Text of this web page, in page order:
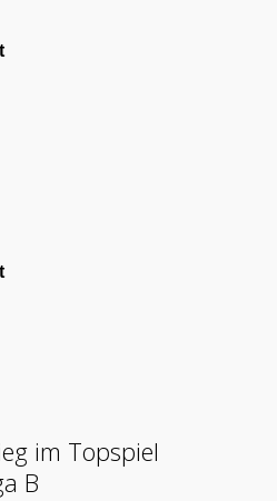
im Topspiel
B